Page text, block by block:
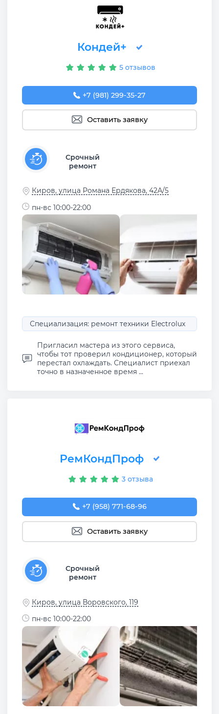
Кондей+
5 отзывов
+7 (981) 299-35-27
Оставить заявку
Срочный
ремонт
Киров, улица Романа Ердякова, 42А/5
пн-вс 10:00-22:00
Специализация: ремонт техники Electrolux
Пригласил мастера из этого сервиса,
чтобы тот проверил кондиционер, который
перестал охлаждать. Специалист приехал
точно в назначенное время ...
РемКондПроф
3 отзыва
+7 (958) 771-68-96
Оставить заявку
Срочный
ремонт
Киров, улица Воровского, 119
пн-вс 10:00-22:00